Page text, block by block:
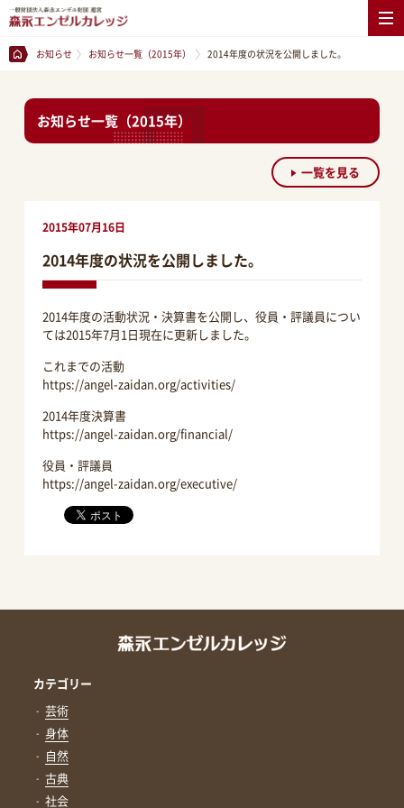
お知らせ お知らせ一覧（2015年） 2014年度の状況を公開しました。
お知らせ一覧（2015年）
一覧を見る
2015年07月16日
2014年度の状況を公開しました。
2014年度の活動状況・決算書を公開し、役員・評議員につい
ては2015年7月1日現在に更新しました。
これまでの活動
https://angel-zaidan.org/activities/
2014年度決算書
https://angel-zaidan.org/financial/
役員・評議員
https://angel-zaidan.org/executive/
カテゴリー
芸術
身体
自然
古典
社会